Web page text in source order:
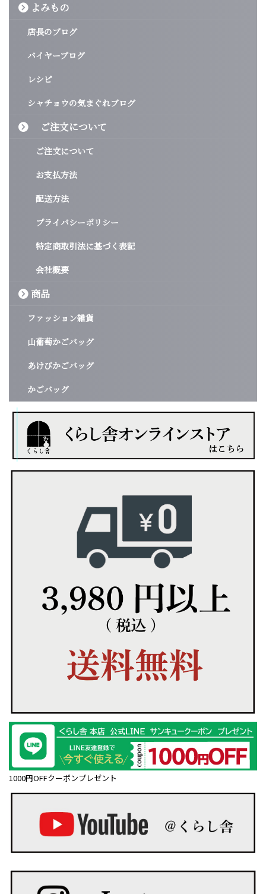
よみもの
店長のブログ
バイヤーブログ
レシピ
シャチョウの気まぐれブログ
ご注文について
ご注文について
お支払方法
配送方法
プライバシーポリシー
特定商取引法に基づく表記
会社概要
商品
ファッション雑貨
山葡萄かごバッグ
あけびかごバッグ
かごバッグ
1000円OFFクーポンプレゼント